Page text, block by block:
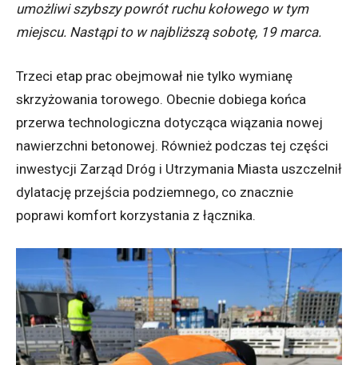
umożliwi szybszy powrót ruchu kołowego w tym
miejscu. Nastąpi to w najbliższą sobotę, 19 marca.
Trzeci etap prac obejmował nie tylko wymianę
skrzyżowania torowego. Obecnie dobiega końca
przerwa technologiczna dotycząca wiązania nowej
nawierzchni betonowej. Również podczas tej części
inwestycji Zarząd Dróg i Utrzymania Miasta uszczelnił
dylatację przejścia podziemnego, co znacznie
poprawi komfort korzystania z łącznika.